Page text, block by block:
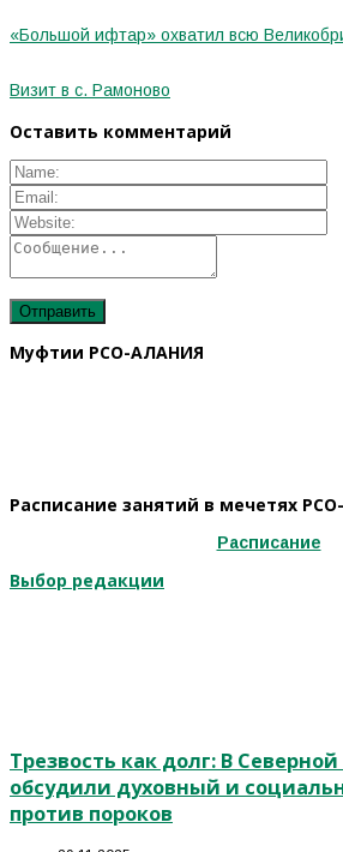
«Большой ифтар» охватил всю
Визит в с. Рамоново
Оставить комментарий
Муфтии РСО-АЛАНИЯ
Расписание занятий в мечетях
Расписание
Выбор редакции
Трезвость как долг: В
обсудили духовный и
против пороков